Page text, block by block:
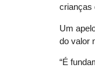
crianças
Um
do valor
“É